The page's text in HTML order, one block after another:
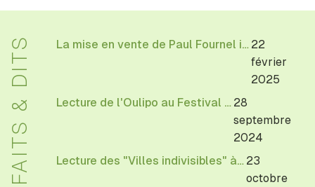
FAITS & DITS La mise en vente de Paul Fournel illustrations d'Etienne Lécroart 22
février
2025
Lecture de l'Oulipo au Festival Allez savoir de l'EHESS 28
septembre
2024
Lecture des "Villes indivisibles" à la librairie Reid Hall à Paris 23
octobre